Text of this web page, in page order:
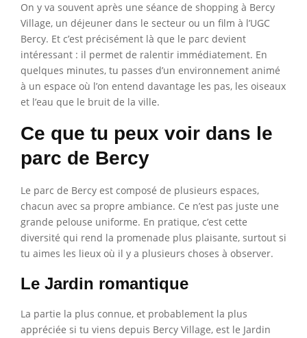
On y va souvent après une séance de shopping à Bercy
Village, un déjeuner dans le secteur ou un film à l’UGC
Bercy. Et c’est précisément là que le parc devient
intéressant : il permet de ralentir immédiatement. En
quelques minutes, tu passes d’un environnement animé
à un espace où l’on entend davantage les pas, les oiseaux
et l’eau que le bruit de la ville.
Ce que tu peux voir dans le
parc de Bercy
Le parc de Bercy est composé de plusieurs espaces,
chacun avec sa propre ambiance. Ce n’est pas juste une
grande pelouse uniforme. En pratique, c’est cette
diversité qui rend la promenade plus plaisante, surtout si
tu aimes les lieux où il y a plusieurs choses à observer.
Le Jardin romantique
La partie la plus connue, et probablement la plus
appréciée si tu viens depuis Bercy Village, est le Jardin